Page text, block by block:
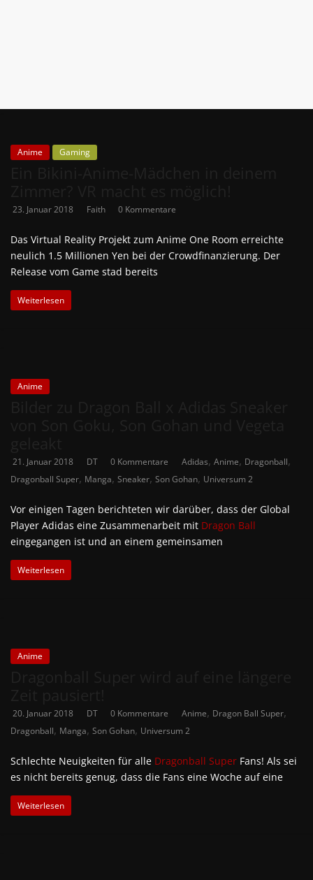
die
Anime-
News
und
Deutschland
Anime Gaming
23. Januar 2018 Faith 0 Kommentare
Das Virtual Reality Projekt zum Anime One Room erreichte
neulich 1.5 Millionen Yen bei der Crowdfinanzierung. Der
Release vom Game stad bereits
Weiterlesen
Anime
21. Januar 2018 DT 0 Kommentare Adidas, Anime, Dragonball,
Dragonball Super, Manga, Sneaker, Son Gohan, Universum 2
Vor einigen Tagen berichteten wir darüber, dass der Global
Player Adidas eine Zusammenarbeit mit Dragon Ball
eingegangen ist und an einem gemeinsamen
Weiterlesen
Anime
20. Januar 2018 DT 0 Kommentare Anime, Dragon Ball Super,
Dragonball, Manga, Son Gohan, Universum 2
Schlechte Neuigkeiten für alle Dragonball Super Fans! Als sei
es nicht bereits genug, dass die Fans eine Woche auf eine
Weiterlesen